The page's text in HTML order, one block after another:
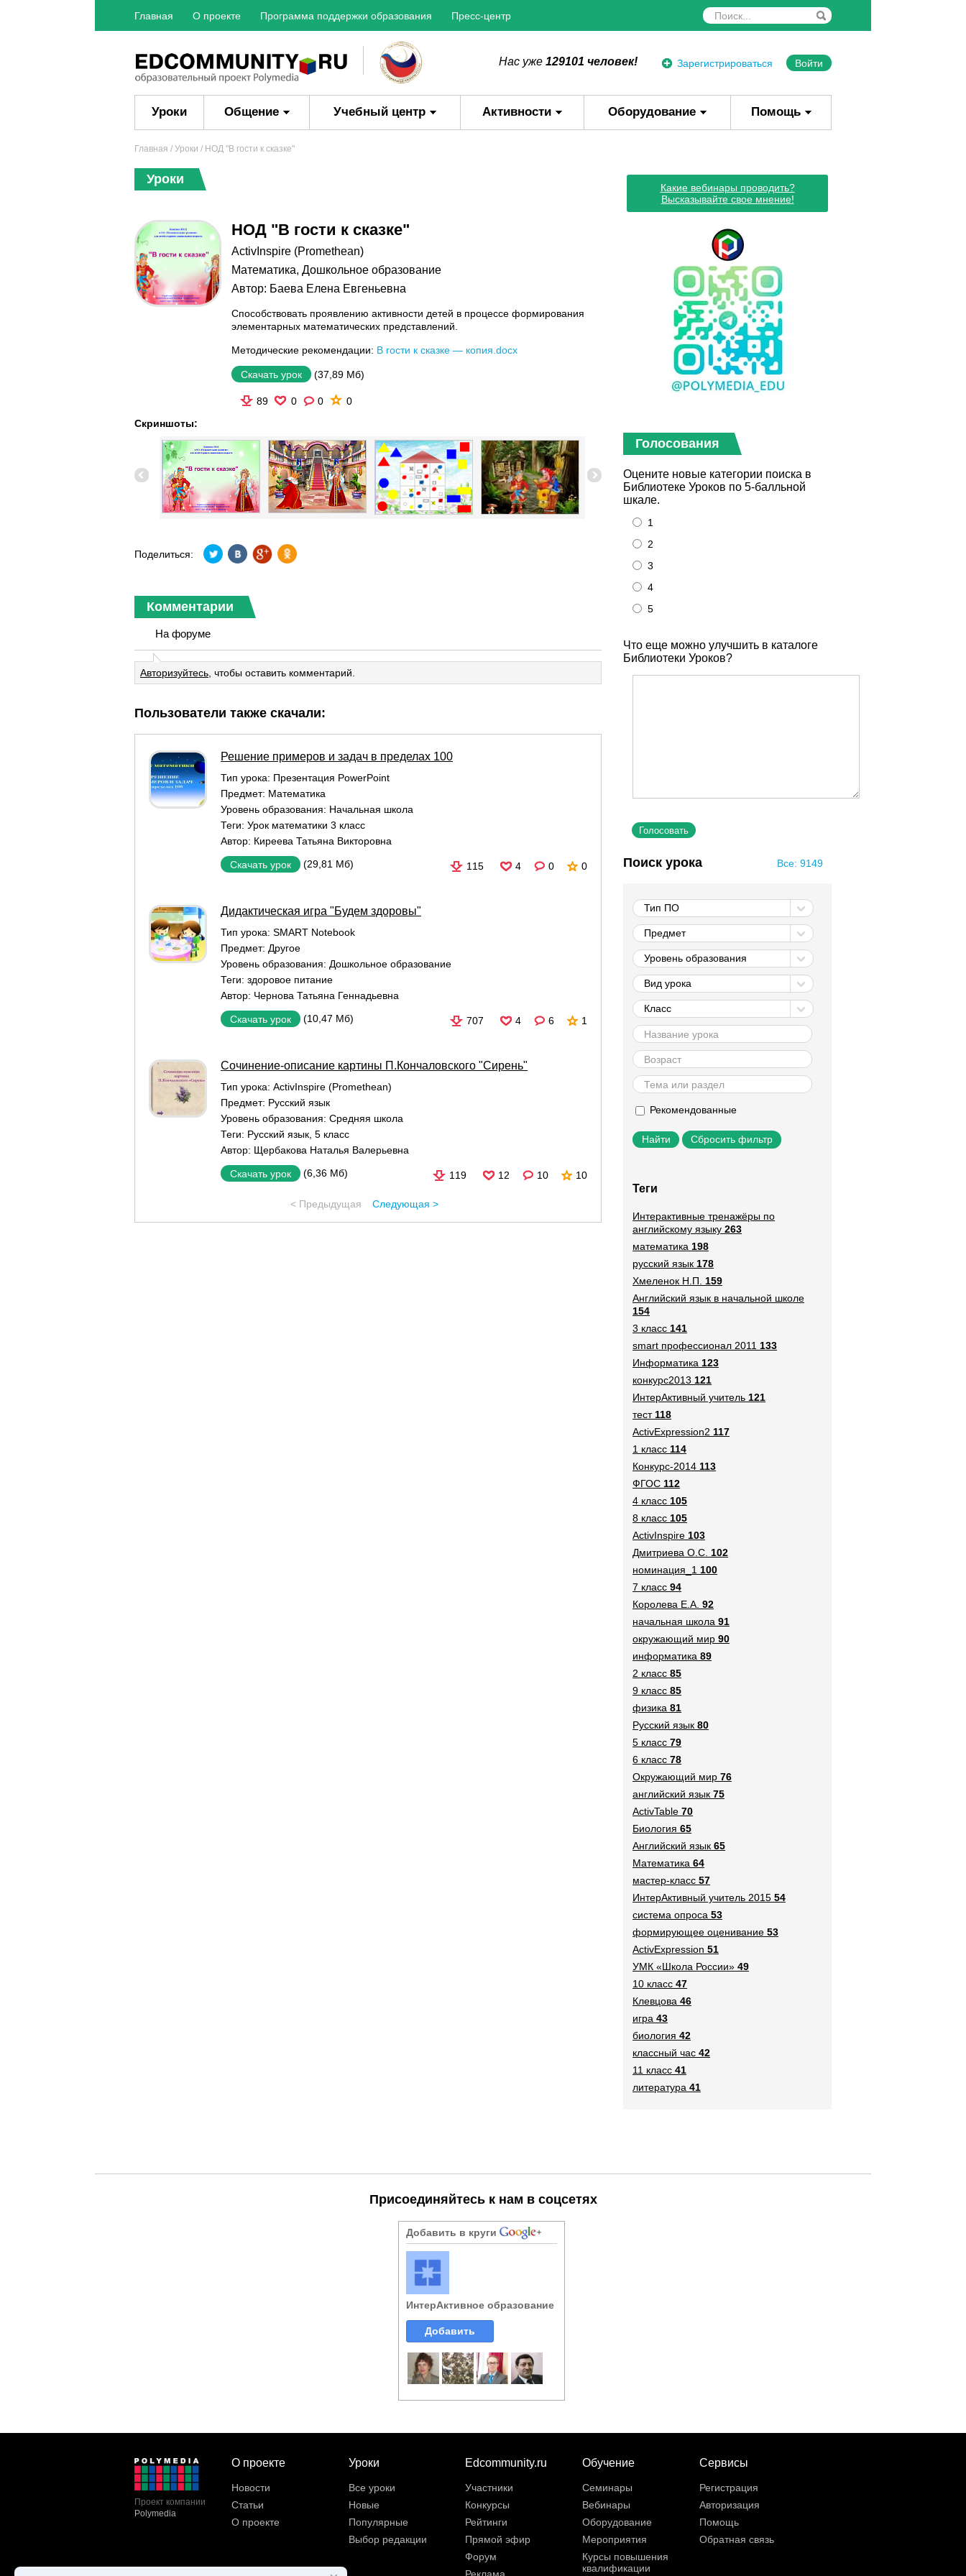
Главная О проекте Программа поддержки образования Пресс-центр
Зарегистрироваться Войти
Нас уже 129101 человек!
Уроки Общение Учебный центр Активности Оборудование Помощь
Главная / Уроки / НОД "В гости к сказке"
Уроки
НОД "В гости к сказке"
ActivInspire (Promethean)
Математика, Дошкольное образование
Автор: Баева Елена Евгеньевна
Способствовать проявлению активности детей в процессе формирования
элементарных математических представлений.
Методические рекомендации: В гости к сказке — копия.docx
Скачать урок (37,89 Мб)
89 0 0
0
Скриншоты:
Поделиться:
Комментарии
На форуме
Авторизуйтесь , чтобы оставить комментарий.
Пользователи также скачали:
Решение примеров и задач в пределах 100
Тип урока: Презентация PowerPoint
Предмет: Математика
Уровень образования: Начальная школа
Теги: Урок математики 3 класс
Автор: Киреева Татьяна Викторовна
Скачать урок (29,81 Мб) 115 4 0 0
Дидактическая игра "Будем здоровы"
Тип урока: SMART Notebook
Предмет: Другое
Уровень образования: Дошкольное образование
Теги: здоровое питание
Автор: Чернова Татьяна Геннадьевна
Скачать урок (10,47 Мб) 707 4 6 1
Сочинение-описание картины П.Кончаловского "Сирень"
Тип урока: ActivInspire (Promethean)
Предмет: Русский язык
Уровень образования: Средняя школа
Теги: Русский язык 5 класс
Автор: Щербакова Наталья Валерьевна
Скачать урок (6,36 Мб) 119 12 10 10
< Предыдущая Следующая >
Какие вебинары проводить?
Высказывайте свое мнение!
Голосования
Оцените новые категории поиска в
Библиотеке Уроков по 5-балльной
шкале.
1
2
3
4
5
Что еще можно улучшить в каталоге
Библиотеки Уроков?
Все: 9149
Поиск урока
Тип ПО
Предмет
Уровень образования
Вид урока
Класс
Рекомендованные
Сбросить фильтр
Теги
Интерактивные тренажёры по
английскому языку 263
математика 198
русский язык 178
Хмеленок Н.П.
159
Английский язык в начальной школе
154
3 класс 141
smart профессионал 2011 133
Информатика 123
конкурс2013 121
ИнтерАктивный учитель 121
тест118
ActivExpression2 117
1 класс 114
Конкурс-2014 113
ФГОС 112
4 класс 105
8 класс 105
ActivInspire 103
Дмитриева О.С. 102
номинация_1 100
7 класс 94
Королева Е.А. 92
начальная школа 91
окружающий мир 90
информатика 89
2 класс 85
9 класс 85
физика 81
Русский язык 80
5 класс 79
6 класс 78
Окружающий мир 76
английский язык 75
ActivTable 70
Биология 65
Английский язык 65
Математика 64
мастер-класс 57
ИнтерАктивный учитель 2015 54
система опроса 53
формирующее оценивание 53
ActivExpression 51
УМК «Школа России» 49
10 класс 47
Клевцова 46
игра 43
биология 42
классный час 42
11 класс 41
литература 41
Присоединяйтесь к нам в соцсетях
Добавить в круги
ИнтерАктивное образование
Добавить
Проект компании
Polymedia
О проекте
Новости
Статьи
О проекте
Уроки
Все уроки
Новые
Популярные
Выбор редакции
Edcommunity.ru
Участники
Конкурсы
Рейтинги
Прямой эфир
Форум
Реклама
Обучение
Семинары
Вебинары
Оборудование
Мероприятия
Курсы повышения
квалификации
Сервисы
Регистрация
Авторизация
Помощь
Обратная связь